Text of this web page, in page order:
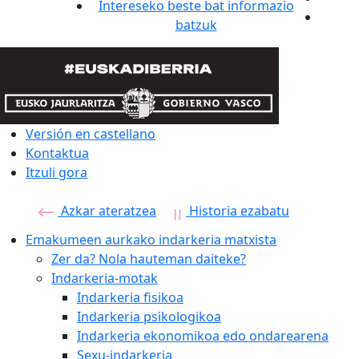
Intereseko beste bat informazio
batzuk
Versión en castellano
Kontaktua
Itzuli gora
Azkar ateratzea
Historia ezabatu
Emakumeen aurkako indarkeria matxista
Zer da? Nola hauteman daiteke?
Indarkeria-motak
Indarkeria fisikoa
Indarkeria psikologikoa
Indarkeria ekonomikoa edo ondarearena
Sexu-indarkeria